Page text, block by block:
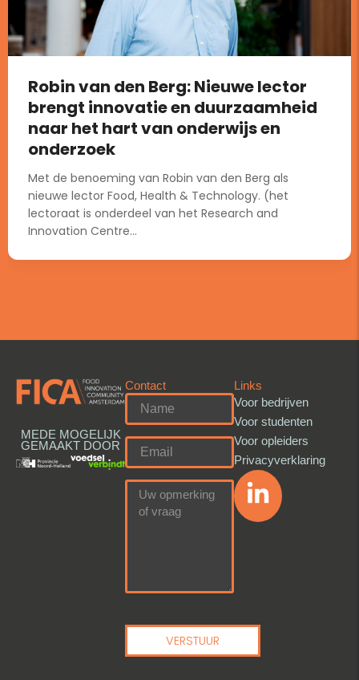
Robin van den Berg: Nieuwe lector
brengt innovatie en duurzaamheid
naar het hart van onderwijs en
onderzoek
Met de benoeming van Robin van den Berg als
nieuwe lector Food, Health & Technology. (het
lectoraat is onderdeel van het Research and
Innovation Centre...
MEDE MOGELIJK
GEMAAKT DOOR
Contact
VERSTUUR
Links
Voor bedrijven
Voor studenten
Voor opleiders
Privacyverklaring